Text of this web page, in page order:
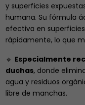
y superficies
humana. Su fórmula
efectiva en
rápidamente, lo que
🔹 Especialmente
duchas, donde
agua y residuos
libre de manchas.